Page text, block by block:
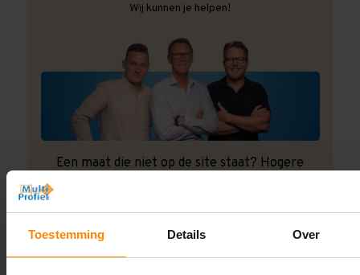
Toestemming Details Over
Wij kunnen je helpen!
Een maat die niet op de site staat? Hogere
draagkrachten? Speciale uitvoeringen? Onze
experts werken het graag uit! Maatwerk is onze
Contact met specialist